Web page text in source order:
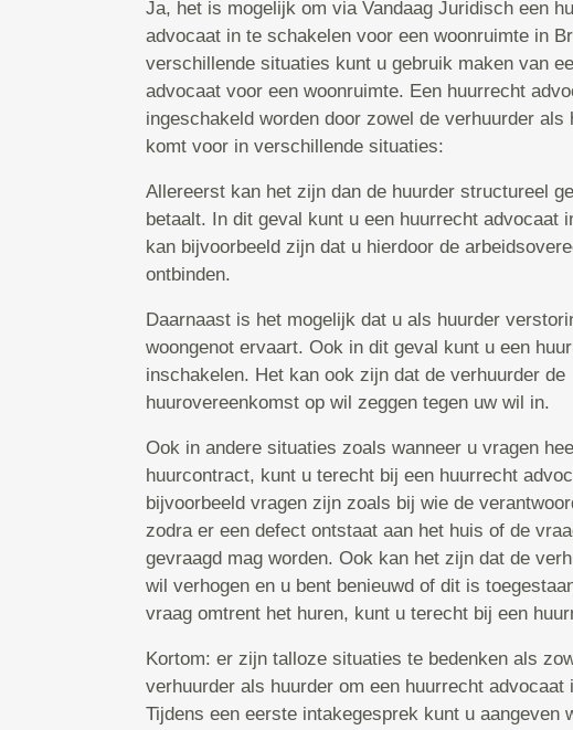
Ja, het is mogelijk om via Vandaag Juridisch een
advocaat in te schakelen voor een woonruimte in
verschillende situaties kunt u gebruik maken van
advocaat voor een woonruimte. Een huurrecht
ingeschakeld worden door zowel de verhuurder als
komt voor in verschillende situaties:
Allereerst kan het zijn dan de huurder structureel
betaalt. In dit geval kunt u een huurrecht advocaat
kan bijvoorbeeld zijn dat u hierdoor de
ontbinden.
Daarnaast is het mogelijk dat u als huurder
woongenot ervaart. Ook in dit geval kunt u een
inschakelen. Het kan ook zijn dat de verhuurder de
huurovereenkomst op wil zeggen tegen uw wil in.
Ook in andere situaties zoals wanneer u vragen
huurcontract, kunt u terecht bij een huurrecht
bijvoorbeeld vragen zijn zoals bij wie de
zodra er een defect ontstaat aan het huis of de
gevraagd mag worden. Ook kan het zijn dat de
wil verhogen en u bent benieuwd of dit is
vraag omtrent het huren, kunt u terecht bij een
Kortom: er zijn talloze situaties te bedenken als
verhuurder als huurder om een huurrecht advocaat
Tijdens een eerste intakegesprek kunt u aangeven